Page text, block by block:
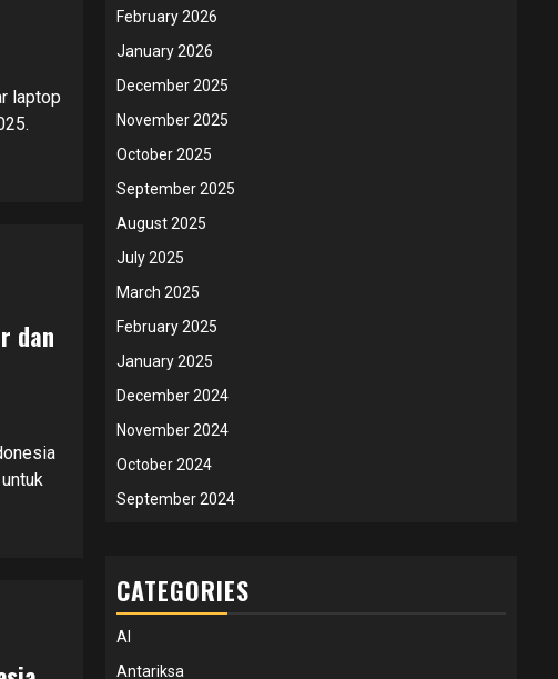
laptop
dan
February 2026
January 2026
December 2025
November 2025
October 2025
September 2025
August 2025
July 2025
March 2025
February 2025
January 2025
December 2024
November 2024
October 2024
September 2024
CATEGORIES
AI
Antariksa